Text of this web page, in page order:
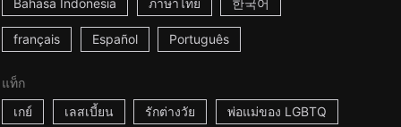
Bahasa Indonesia ภาษาไทย 한국어
français Español Português
แท็ก
เกย์
เลสเบี้ยน รักต่างวัย พ่อแม่ของ LGBTQ